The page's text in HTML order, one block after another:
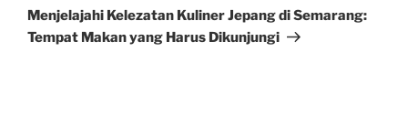
Post
Menjelajahi Kelezatan Kuliner Jepang di Semarang:
Tempat Makan yang Harus Dikunjungi